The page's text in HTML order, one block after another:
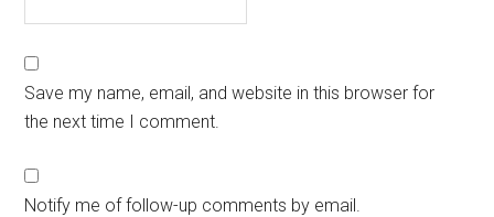
Save my name, email, and website in this browser for
the next time I comment.
Notify me of follow-up comments by email.